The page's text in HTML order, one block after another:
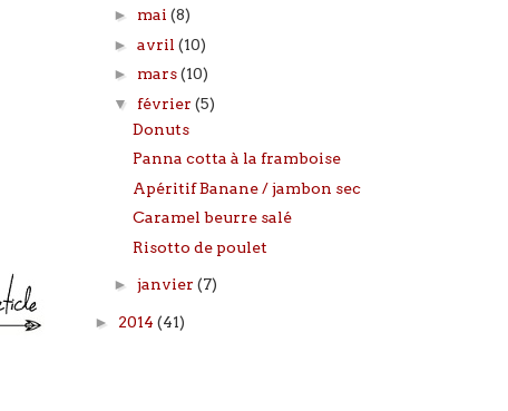
► mai (8)
► avril (10)
► mars(10)
▼ février (5)
Donuts
Panna cotta à la framboise
Apéritif Banane / jambon sec
Caramel beurre salé
Risotto de poulet
► janvier (7)
► 2014 (41)